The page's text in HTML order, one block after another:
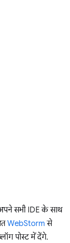
सभी IDE के साथ
WebStorm से
पोस्ट में देंगे.